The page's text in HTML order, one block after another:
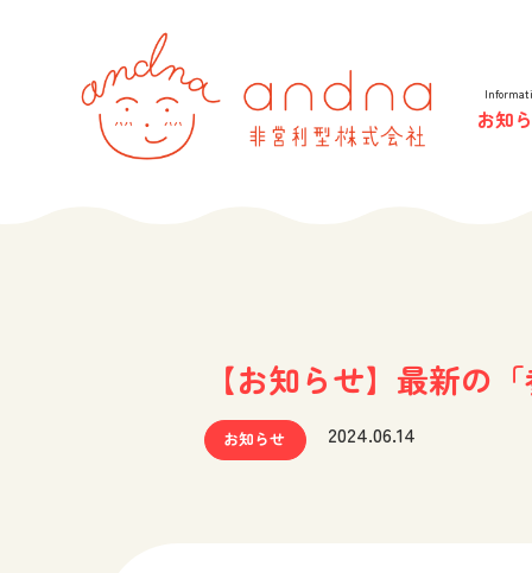
お知
【お知らせ】最新の
お知らせ 2024.06.14